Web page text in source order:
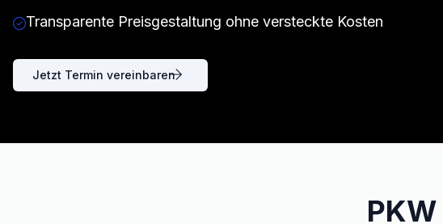
Transparente Preisgestaltung ohne versteckte Kosten
Jetzt Termin vereinbaren
PKW